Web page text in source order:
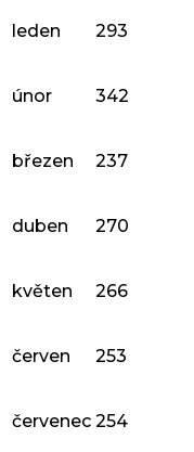
leden 293
únor 342
březen 237
duben 270
květen 266
červen 253
červenec 254